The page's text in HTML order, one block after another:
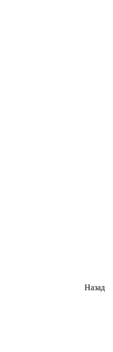
Назад